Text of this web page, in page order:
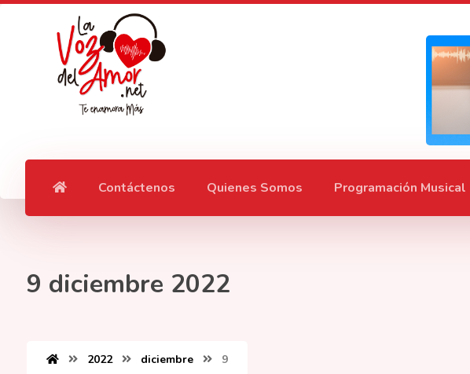
Contáctenos Quienes Somos Programación Musical
9 diciembre 2022
2022 diciembre 9